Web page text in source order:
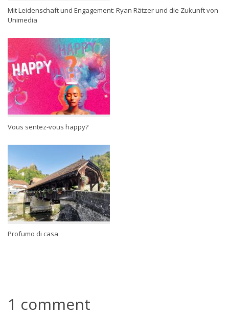
Mit Leidenschaft und Engagement: Ryan Rätzer und die Zukunft von
Unimedia
Vous sentez-vous happy?
Profumo di casa
1 comment